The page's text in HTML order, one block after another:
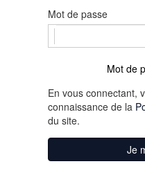
Mot de passe
Mot de
En vous connectant,
connaissance de la
du site.
Je